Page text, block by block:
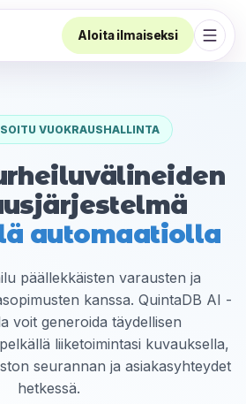
Aloita ilmaiseksi
Avaa
VUOKRAUSHALLINTA
automaatiolla
päällekkäisten varausten ja
kanssa. QuintaDB AI -
voit generoida täydellisen
liiketoimintasi kuvauksella,
seurannan ja asiakasyhteydet
hetkessä.